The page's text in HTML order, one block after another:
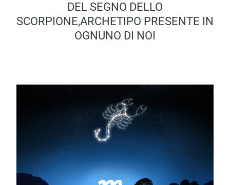
DEL SEGNO DELLO
SCORPIONE,ARCHETIPO PRESENTE IN
OGNUNO DI NOI